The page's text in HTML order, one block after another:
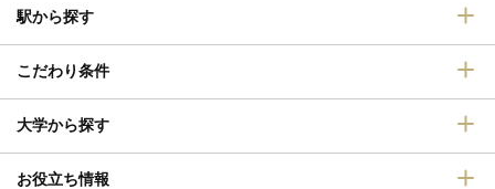
駅から探す
こだわり条件
大学から探す
お役立ち情報